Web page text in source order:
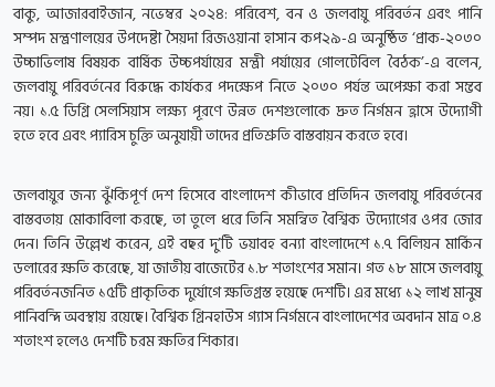
বাকু, আজারবাইজান, নভেম্বর ২০২৪: পরিবেশ, বন ও জলবায়ু পরিবর্তন এবং পানি
সম্পদ মন্ত্রণালয়ের উপদেষ্টা সৈয়দা রিজওয়ানা হাসান কপ২৯-এ অনুষ্ঠিত ‘প্রাক-২০৩০
উচ্চাভিলাষ বিষয়ক বার্ষিক উচ্চপর্যায়ের মন্ত্রী পর্যায়ের গোলটেবিল বৈঠক’-এ বলেন,
জলবায়ু পরিবর্তনের বিরুদ্ধে কার্যকর পদক্ষেপ নিতে ২০৩০ পর্যন্ত অপেক্ষা করা সম্ভব
নয়। ১.৫ ডিগ্রি সেলসিয়াস লক্ষ্য পূরণে উন্নত দেশগুলোকে দ্রুত নির্গমন হ্রাসে উদ্যোগী
হতে হবে এবং প্যারিস চুক্তি অনুযায়ী তাদের প্রতিশ্রুতি বাস্তবায়ন করতে হবে।
জলবায়ুর জন্য ঝুঁকিপূর্ণ দেশ হিসেবে বাংলাদেশ কীভাবে প্রতিদিন জলবায়ু পরিবর্তনের
বাস্তবতায় মোকাবিলা করছে, তা তুলে ধরে তিনি সমন্বিত বৈশ্বিক উদ্যোগের ওপর জোর
দেন। তিনি উল্লেখ করেন, এই বছর দু’টি ভয়াবহ বন্যা বাংলাদেশে ১.৭ বিলিয়ন মার্কিন
ডলারের ক্ষতি করেছে, যা জাতীয় বাজেটের ১.৮ শতাংশের সমান। গত ১৮ মাসে জলবায়ু
পরিবর্তনজনিত ১৫টি প্রাকৃতিক দুর্যোগে ক্ষতিগ্রস্ত হয়েছে দেশটি। এর মধ্যে ১২ লাখ মানুষ
পানিবন্দি অবস্থায় রয়েছে। বৈশ্বিক গ্রিনহাউস গ্যাস নির্গমনে বাংলাদেশের অবদান মাত্র ০.৪
শতাংশ হলেও দেশটি চরম ক্ষতির শিকার।